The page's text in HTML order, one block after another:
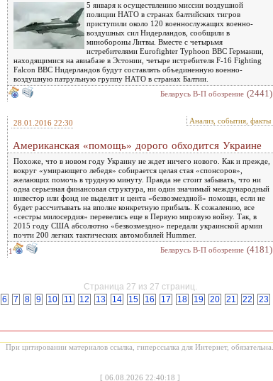
5 января к осуществлению миссии воздушной
полиции НАТО в странах балтийских тигров
приступили около 120 военнослужащих военно-
воздушных сил Нидерландов, сообщили в
минобороны Литвы. Вместе с четырьмя
истребителями Eurofighter Typhoon ВВС Германии,
находящимися на авиабазе в Эстонии, четыре истребителя F-16 Fighting
Falcon ВВС Нидерландов будут составлять объединенную военно-
воздушную патрульную группу НАТО в странах Балтии.
Беларусь В-П обозрение (2441)
28.01.2016 22:30 Анализ, события, факты
Американская «помощь» дорого обходится Украине
Похоже, что в новом году Украину не ждет ничего нового. Как и прежде,
вокруг «умирающего лебедя» собирается целая стая «спонсоров»,
желающих помочь в трудную минуту. Правда не стоит забывать, что ни
одна серьезная финансовая структура, ни один значимый международный
инвестор или фонд не выделит и цента «безвозмездной» помощи, если не
будет рассчитывать на вполне конкретную прибыль. К сожалению, все
«сестры милосердия» перевелись еще в Первую мировую войну. Так, в
2015 году США абсолютно «безвозмездно» передали украинской армии
почти 200 легких тактических автомобилей Hummer.
1
Беларусь В-П обозрение (4181)
Страница 27 из 27 страниц.
6 7 8 9 10 11 12 13 14 15 16 17 18 19 20 21 22 23
При цитировании материалов ссылка, гиперссылка для Интернет, обязательна.
[ 06.08.2026 22:40:18 ]